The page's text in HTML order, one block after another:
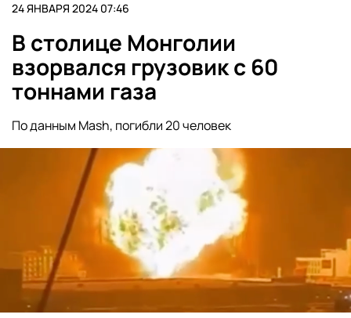
24 ЯНВАРЯ 2024 07:46
В столице Монголии
взорвался грузовик с 60
тоннами газа
По данным Mash, погибли 20 человек